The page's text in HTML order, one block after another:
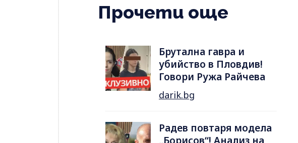
Прочети още
Брутална гавра и
убийство в Пловдив!
Говори Ружа Райчева
darik.bg
Радев повтаря модела
„Борисов“! Анализ на